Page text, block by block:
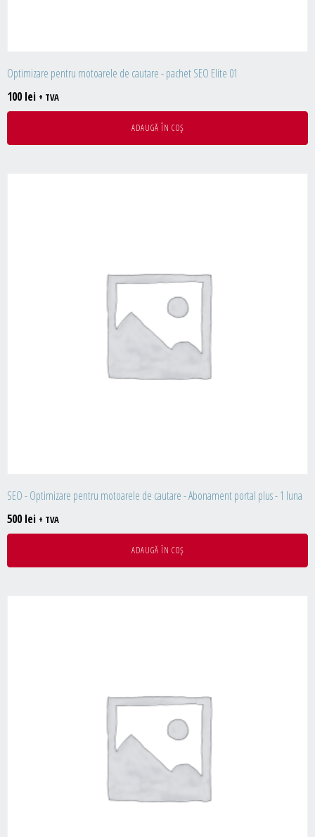
Optimizare pentru motoarele de cautare - pachet SEO Elite 01
100lei + TVA
ADAUGĂ ÎN COȘ
SEO - Optimizare pentru motoarele de cautare - Abonament portal plus - 1 luna
500lei + TVA
ADAUGĂ ÎN COȘ